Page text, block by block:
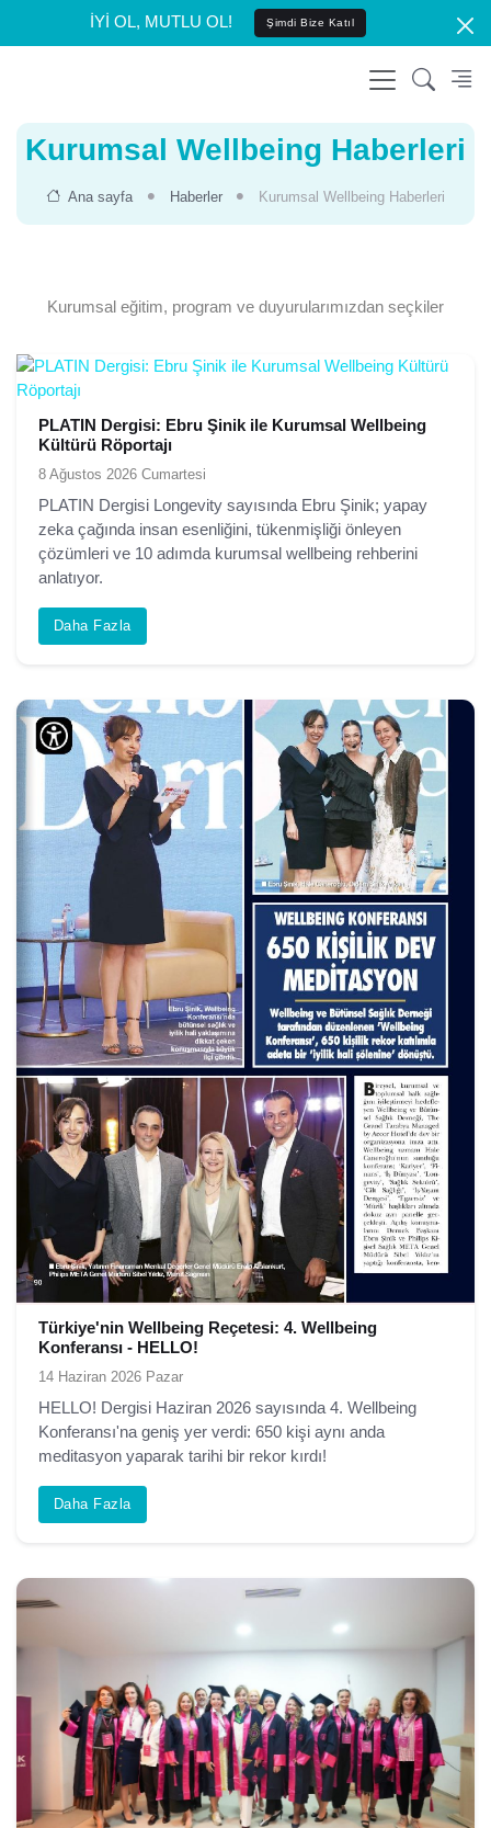
İYİ OL, MUTLU OL! Şimdi Bize Katıl
Kurumsal Wellbeing Haberleri
Ana sayfa Haberler Kurumsal Wellbeing Haberleri
Kurumsal eğitim, program ve duyurularımızdan seçkiler
PLATIN Dergisi: Ebru Şinik ile Kurumsal Wellbeing
Kültürü Röportajı
8 Ağustos 2026 Cumartesi
PLATIN Dergisi Longevity sayısında Ebru Şinik; yapay
zeka çağında insan esenliğini, tükenmişliği önleyen
çözümleri ve 10 adımda kurumsal wellbeing rehberini
anlatıyor.
Daha Fazla
Türkiye'nin Wellbeing Reçetesi: 4. Wellbeing
Konferansı - HELLO!
14 Haziran 2026 Pazar
HELLO! Dergisi Haziran 2026 sayısında 4. Wellbeing
Konferansı'na geniş yer verdi: 650 kişi aynı anda
meditasyon yaparak tarihi bir rekor kırdı!
Daha Fazla